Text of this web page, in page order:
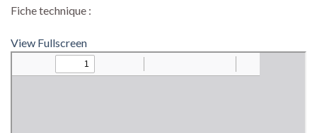
Fiche technique :
View Fullscreen